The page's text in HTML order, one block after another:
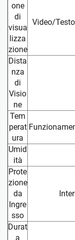
one
di
visua
lizza
zione
Video/
Dista
nza
di
Visio
ne
Tem
perat
ura
Umid
ità
Prote
zione
da
Ingre
sso
Durat
a